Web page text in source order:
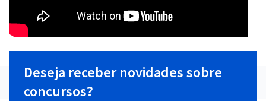
Deseja receber novidades sobre
concursos?